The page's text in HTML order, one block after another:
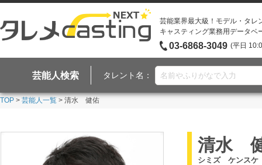
芸能業界最大級！モデル・タレ
キャスティング業務用データベ
03-6868-3049 (平日
芸能人検索 タレント名：
TOP > 芸能人一覧 > 清水 健佑
清水
シミズ ケンスケ